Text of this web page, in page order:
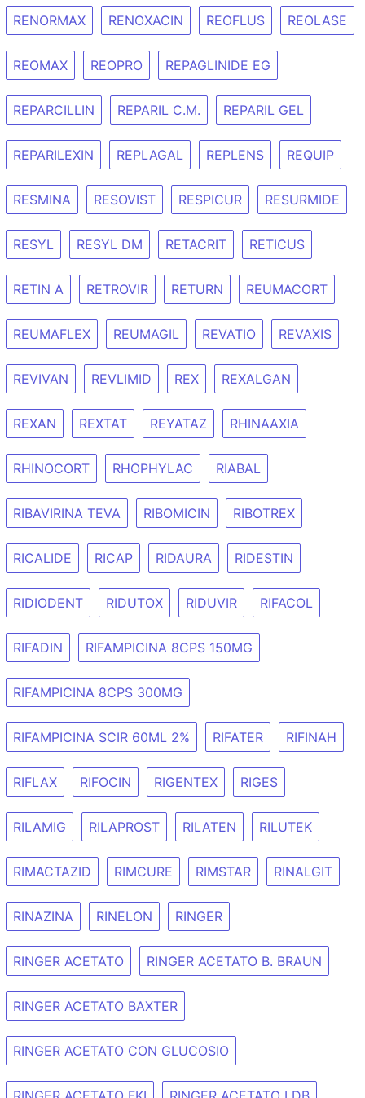
RENORMAX RENOXACIN REOFLUS REOLASE
REOMAX REOPRO REPAGLINIDE EG
REPARCILLIN REPARIL C.M. REPARIL GEL
REPARILEXIN REPLAGAL REPLENS REQUIP
RESMINA RESOVIST RESPICUR RESURMIDE
RESYL RESYL DM RETACRIT RETICUS
RETIN A RETROVIR RETURN REUMACORT
REUMAFLEX REUMAGIL REVATIO REVAXIS
REVIVAN REVLIMID REX REXALGAN
REXAN REXTAT REYATAZ RHINAAXIA
RHINOCORT RHOPHYLAC RIABAL
RIBAVIRINA TEVA RIBOMICIN RIBOTREX
RICALIDE RICAP RIDAURA RIDESTIN
RIDIODENT RIDUTOX RIDUVIR RIFACOL
RIFADIN RIFAMPICINA 8CPS 150MG
RIFAMPICINA 8CPS 300MG
RIFAMPICINA SCIR 60ML 2% RIFATER RIFINAH
RIFLAX RIFOCIN RIGENTEX RIGES
RILAMIG RILAPROST RILATEN RILUTEK
RIMACTAZID RIMCURE RIMSTAR RINALGIT
RINAZINA RINELON RINGER
RINGER ACETATO RINGER ACETATO B. BRAUN
RINGER ACETATO BAXTER
RINGER ACETATO CON GLUCOSIO